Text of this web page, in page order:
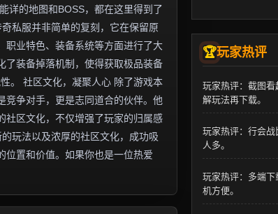
详的地图和BOSS，都在这里得到了
私服并非简单的复刻，它在保留原
职业特色、装备系统等方面进行了大
了装备掉落机制，使得获取极品装备
。 社区文化，凝聚人心 除了游戏本
竞争对手，更是志同道合的伙伴。他
社区文化，不仅增强了玩家的归属感
玩法以及浓厚的社区文化，成功吸
位置和价值。如果你也是一位热爱
玩家热评
玩家热评：截图
解玩法再下载。
玩家热评：行会
人多。
玩家热评：多端
机方便。